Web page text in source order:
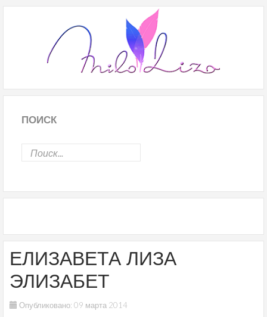
ПОИСК
ЕЛИЗАВЕТА ЛИЗА
ЭЛИЗАБЕТ
Опубликовано: 09 марта 2014